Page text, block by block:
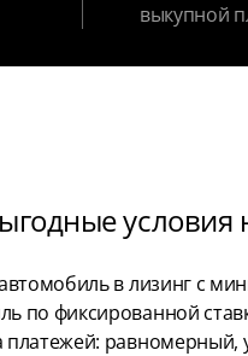
выкупной
условия
в лизинг с
по фиксированной
платежей: